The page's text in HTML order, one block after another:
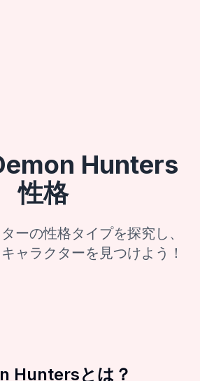
Hunters
性格
ーの性格タイプを探究し、
ャラクターを見つけよう！
Huntersとは？